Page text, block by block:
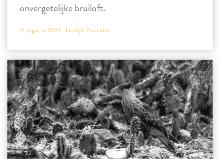
onvergetelijke bruiloft.
21 augustus 2023 - Leestijd: 2minuten